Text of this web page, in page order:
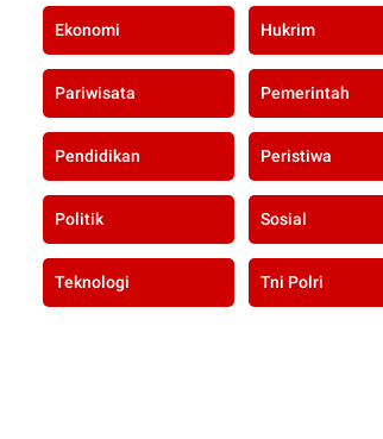
Ekonomi Hukrim
Pariwisata Pemerintah
Pendidikan Peristiwa
Politik Sosial
Teknologi Tni Polri